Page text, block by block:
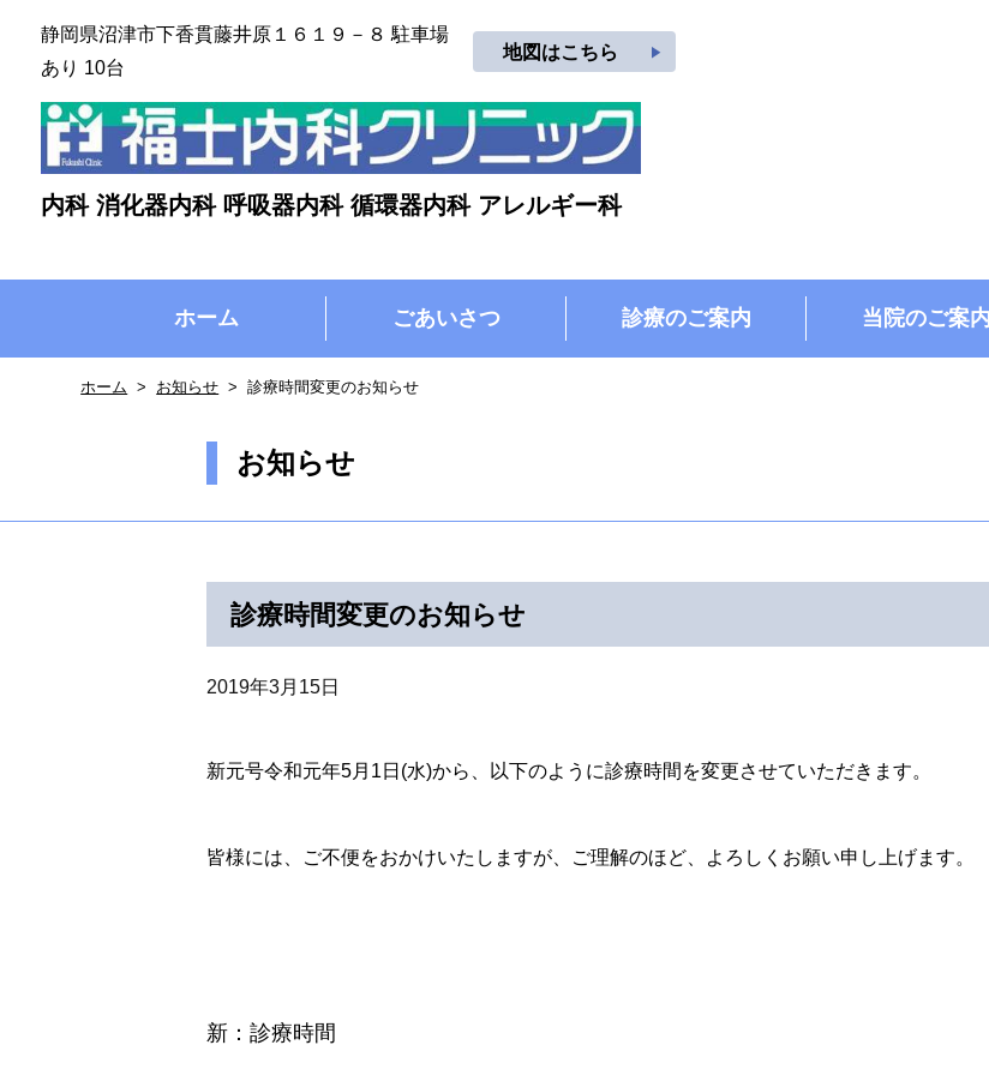
静岡県沼津市下香貫藤井原１６１９－８ 駐車場
あり 10台
地図はこちら play_arrow
内科 消化器内科 呼吸器内科 循環器内科 アレルギー科
ホーム ごあいさつ 診療のご案内 当院のご案内
ホーム お知らせ 診療時間変更のお知らせ
お知らせ
診療時間変更のお知らせ
2019年3月15日
新元号令和元年5月1日(水)から、以下のように診療時間を変更させていただきます。
皆様には、ご不便をおかけいたしますが、ご理解のほど、よろしくお願い申し上げます。
新：診療時間